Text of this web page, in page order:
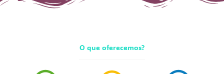
O que oferecemos?